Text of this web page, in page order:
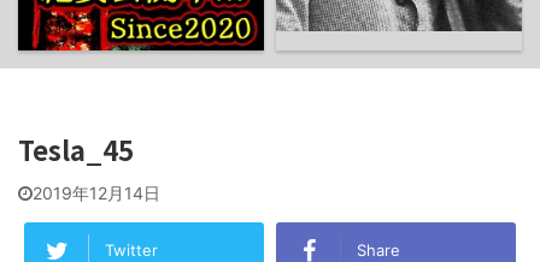
Tesla_45
2019年12月14日
Twitter Share